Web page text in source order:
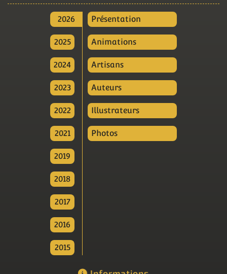
2026
2025
2024
2023
2022
2021
2019
2018
2017
2016
2015
Présentation
Animations
Artisans
Auteurs
Illustrateurs
Photos